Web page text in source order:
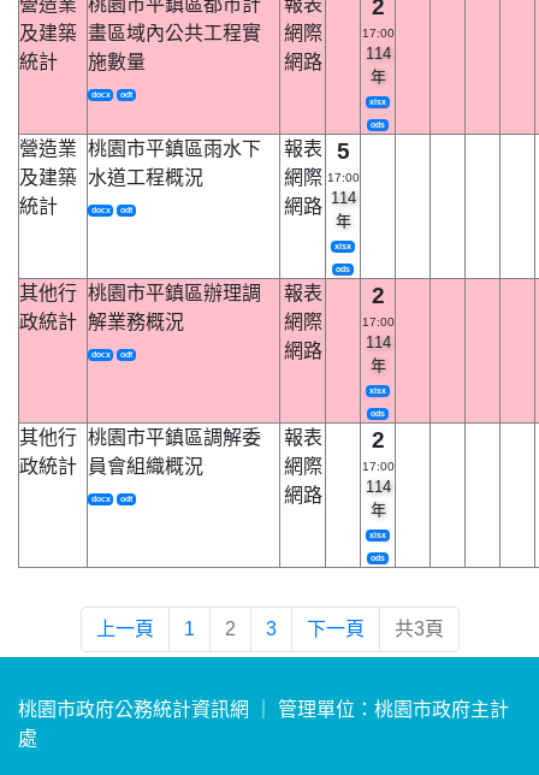
營造業
及建築
統計
桃園市平鎮區都市計
畫區域內公共工程實
施數量
docx odt
報表
網際
網路
2
17:00
114
年
xlsx
ods
營造業
及建築
統計
桃園市平鎮區雨水下
水道工程概況
docx odt
報表
網際
網路
5
17:00
114
年
xlsx
ods
其他行
政統計
桃園市平鎮區辦理調
解業務概況
docx odt
報表
網際
網路
2
17:00
114
年
xlsx
ods
其他行
政統計
桃園市平鎮區調解委
員會組織概況
docx odt
報表
網際
網路
2
17:00
114
年
xlsx
ods
上一頁 1 2 3 下一頁 共3頁
桃園市政府公務統計資訊網 ｜ 管理單位：桃園市政府主計
處